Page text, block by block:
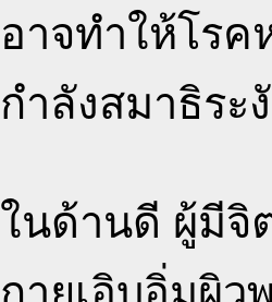
อาจทำให้โร
กำลังสมาธิระ
ในด้านดี ผู้มีจิ
กายเอิบอิ่มผิ